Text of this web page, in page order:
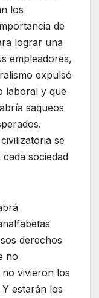
los
de
lograr una
empleadores,
expulsó
laboral y que
saqueos
se
sociedad
derechos
no
vivieron los
estarán los